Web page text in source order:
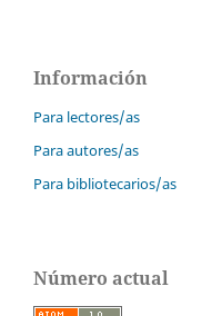
Información
Para lectores/as
Para autores/as
Para bibliotecarios/as
Número actual